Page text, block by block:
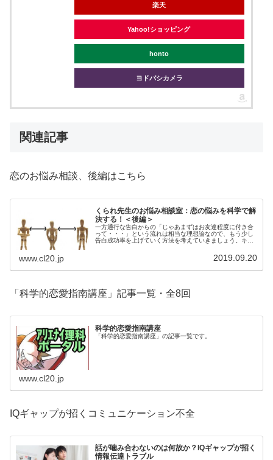
楽天
Yahoo!ショッピング
honto
ヨドバシカメラ
関連記事
恋のお悩み相談、後編はこちら
くられ先生のお悩み相談室：恋の悩みを科学で解
決する！＜後編＞
一方通行な告白からの「じゃあまずはお友達程度に付き合
って・・・」という流れは相当な理想論なので、もう少し
告白成功率を上げていく方法を考えていきましょう。キー
www.cl20.jp 2019.09.20
「科学的恋愛指南講座」記事一覧・全8回
科学的恋愛指南講座
「科学的恋愛指南講座」の記事一覧です。
www.cl20.jp
IQギャップが招くコミュニケーション不全
話が噛み合わないのは何故か？IQギャップが招く
情報伝達トラブル